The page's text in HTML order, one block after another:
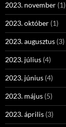
2023. november (1)
2023. október (1)
2023. augusztus (3)
2023. július (4)
2023. június (4)
2023. május (5)
2023. április (3)